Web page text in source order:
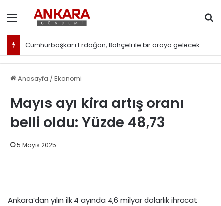
Menü
Cumhurbaşkanı Erdoğan, Bahçeli ile bir araya gelecek
Anasayfa / Ekonomi
Mayıs ayı kira artış oranı
belli oldu: Yüzde 48,73
5 Mayıs 2025
Ankara’dan yılın ilk 4 ayında 4,6 milyar dolarlık ihracat